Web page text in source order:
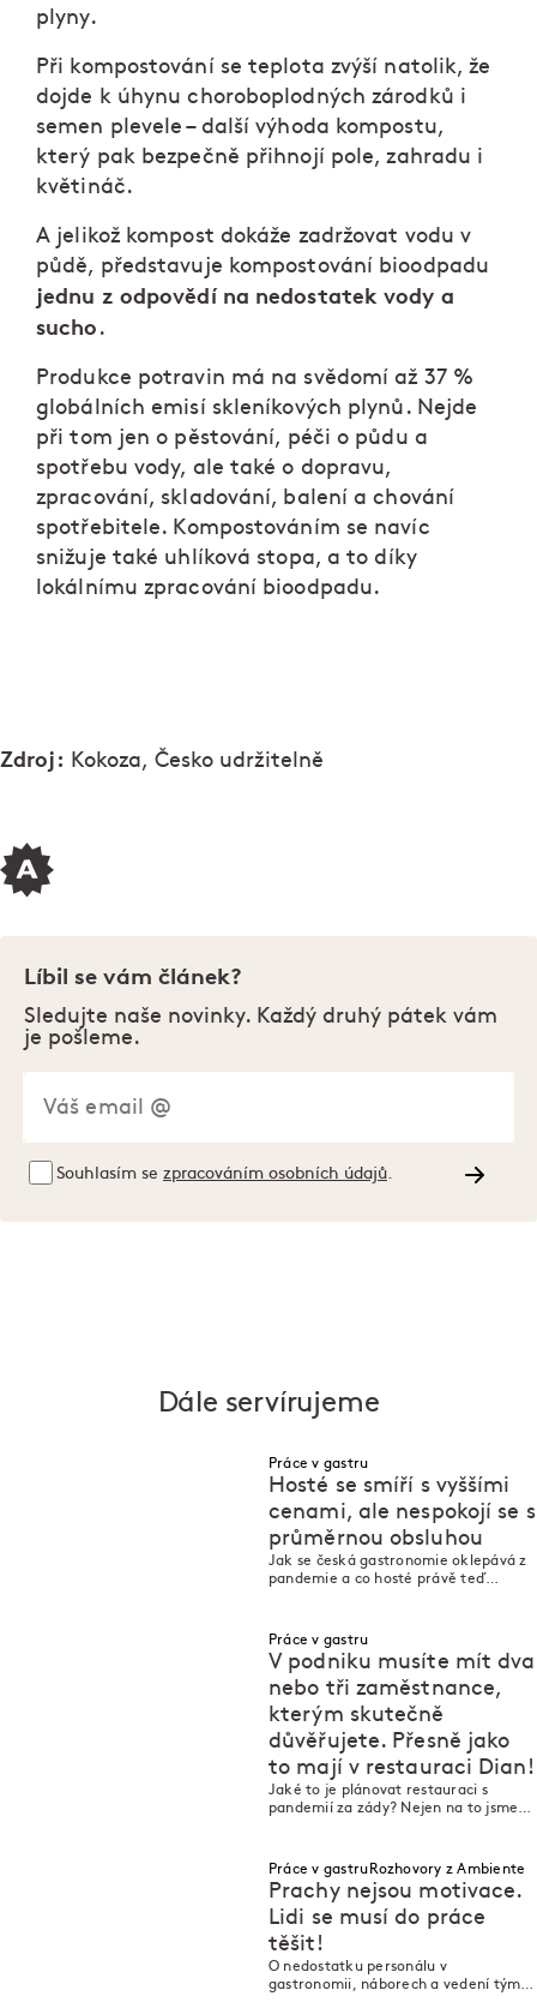
plyny.
Při kompostování se teplota zvýší natolik, že
dojde k úhynu choroboplodných zárodků i
semen plevele – další výhoda kompostu,
který pak bezpečně přihnojí pole, zahradu i
květináč.
A jelikož kompost dokáže zadržovat vodu v
půdě, představuje kompostování bioodpadu
jednu z odpovědí na nedostatek vody a
sucho .
Produkce potravin má na svědomí až 37 %
globálních emisí skleníkových plynů. Nejde
při tom jen o pěstování, péči o půdu a
spotřebu vody, ale také o dopravu,
zpracování, skladování, balení a chování
spotřebitele. Kompostováním se navíc
snižuje také uhlíková stopa, a to díky
lokálnímu zpracování bioodpadu.
Zdroj: Kokoza, Česko udržitelně
Líbil se vám článek?
Sledujte naše novinky. Každý druhý pátek vám
je pošleme.
Souhlasím se zpracováním osobních údajů
Dále servírujeme
Práce v gastru
Hosté se smíří s vyššími
cenami, ale nespokojí se s
průměrnou obsluhou
Jak se česká gastronomie oklepává z
pandemie a co hosté právě teď
advokátkou Klárou Donathovou.
Práce v gastru
V podniku musíte mít dva
nebo tři zaměstnance,
kterým skutečně
důvěřujete. Přesně jako
to mají v restauraci Dian!
Jaké to je plánovat restauraci s
pandemií za zády? Nejen na to jsme
nově i svěží koncept Dian.
Práce v gastru Rozhovory z Ambiente
Prachy nejsou motivace.
Lidi se musí do práce
těšit!
O nedostatku personálu v
gastronomii, náborech a vedení týmu